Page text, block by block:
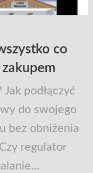
co
podłączyć
do swojego
bez obniżenia
regulator